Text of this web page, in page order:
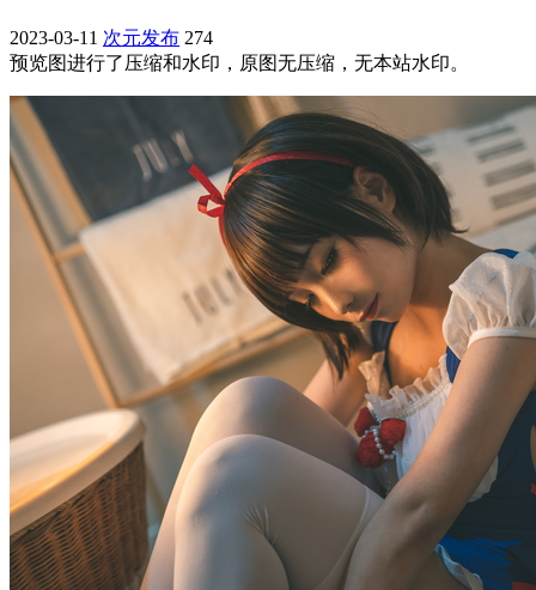
2023-03-11 次元发布 274
预览图进行了压缩和水印，原图无压缩，无本站水印。